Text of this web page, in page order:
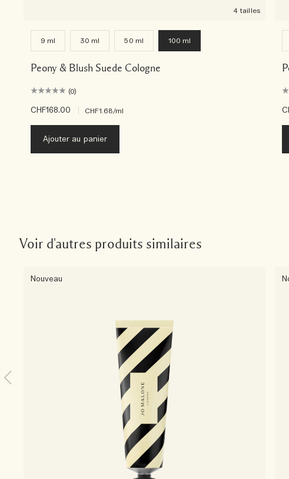
4 tailles
9 ml 30 ml 50 ml 100 ml
Peony & Blush Suede Cologne
(0)
CHF168.00 CHF1.68/ml
Ajouter au panier
Voir d'autres produits similaires
Nouveau